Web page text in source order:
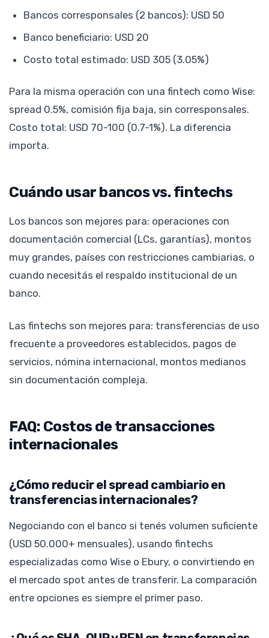
Bancos corresponsales (2 bancos): USD 50
Banco beneficiario: USD 20
Costo total estimado: USD 305 (3.05%)
Para la misma operación con una fintech como Wise:
spread 0.5%, comisión fija baja, sin corresponsales.
Costo total: USD 70-100 (0.7-1%). La diferencia
importa.
Cuándo usar bancos vs. fintechs
Los bancos son mejores para: operaciones con
documentación comercial (LCs, garantías), montos
muy grandes, países con restricciones cambiarias, o
cuando necesitás el respaldo institucional de un
banco.
Las fintechs son mejores para: transferencias de uso
frecuente a proveedores establecidos, pagos de
servicios, nómina internacional, montos medianos
sin documentación compleja.
FAQ: Costos de transacciones
internacionales
¿Cómo reducir el spread cambiario en
transferencias internacionales?
Negociando con el banco si tenés volumen suficiente
(USD 50.000+ mensuales), usando fintechs
especializadas como Wise o Ebury, o convirtiendo en
el mercado spot antes de transferir. La comparación
entre opciones es siempre el primer paso.